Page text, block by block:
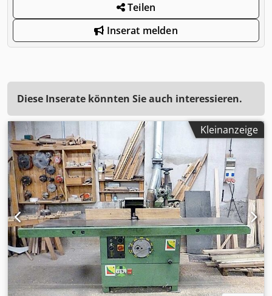
Teilen
Inserat melden
Diese Inserate könnten Sie auch interessieren.
Kleinanzeige